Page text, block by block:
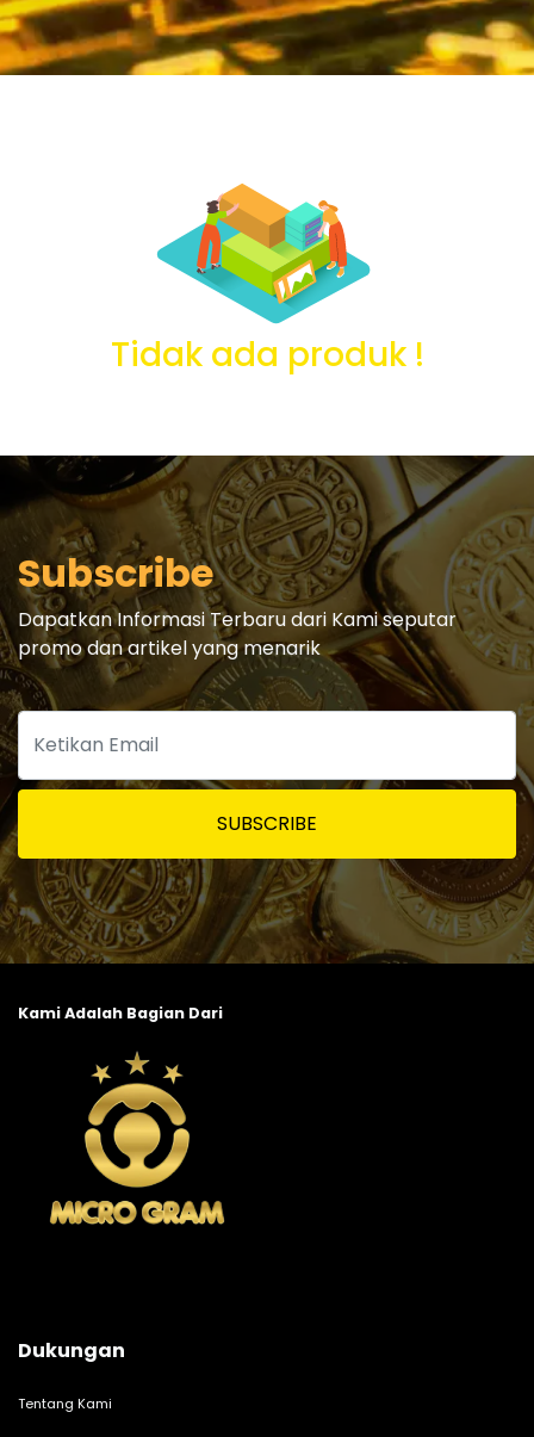
Tidak ada produk !
Subscribe
Dapatkan Informasi Terbaru dari Kami seputar
promo dan artikel yang menarik
SUBSCRIBE
Kami Adalah Bagian Dari
Dukungan
Tentang Kami